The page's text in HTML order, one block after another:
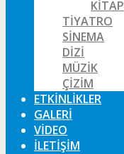
KITAP
TIYATRO
SINEMA
DIZI
MÜZIK
ÇIZIM
ETKINLIKLER
GALERI
VIDEO
İLETIŞIM